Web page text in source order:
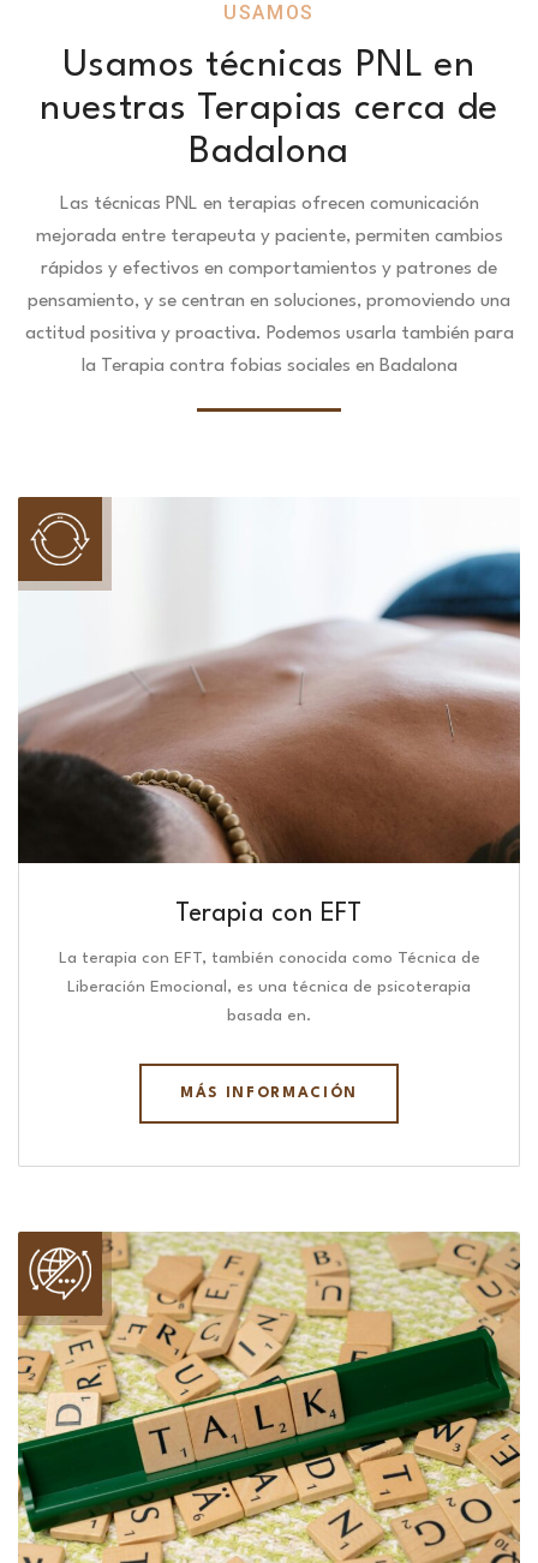
USAMOS
Usamos técnicas PNL en
nuestras Terapias cerca de
Badalona
Las técnicas PNL en terapias ofrecen comunicación
mejorada entre terapeuta y paciente, permiten cambios
rápidos y efectivos en comportamientos y patrones de
pensamiento, y se centran en soluciones, promoviendo una
actitud positiva y proactiva. Podemos usarla también para
la Terapia contra fobias sociales en Badalona
Terapia con EFT
La terapia con EFT, también conocida como Técnica de
Liberación Emocional, es una técnica de psicoterapia
basada en.
MÁS INFORMACIÓN